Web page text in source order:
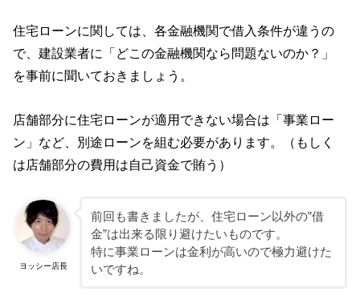
住宅ローンに関しては、各金融機関で借入条件が違うの
で、建設業者に「どこの金融機関なら問題ないのか？」
を事前に聞いておきましょう。
店舗部分に住宅ローンが適用できない場合は「事業ロー
ン」など、別途ローンを組む必要があります。（もしく
は店舗部分の費用は自己資金で賄う）
ヨッシー店長
前回も書きましたが、住宅ローン以外の”借
金”は出来る限り避けたいものです。
特に事業ローンは金利が高いので極力避けた
いですね。